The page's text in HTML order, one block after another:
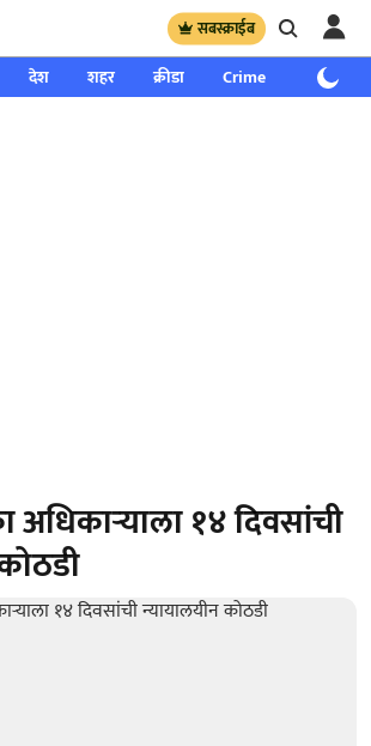
सबस्क्राईब
देश शहर क्रीडा Crime साप्ताहिक
अधिकाऱ्याला १४ दिवसांची